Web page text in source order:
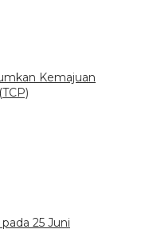
Kemajuan
25 Juni